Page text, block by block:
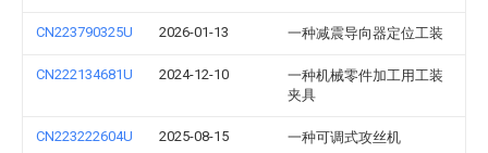
CN223790325U 2026-01-13 一种减震导向器定位工装
CN222134681U 2024-12-10
一种机械零件加工用工装
夹具
CN223222604U 2025-08-15 一种可调式攻丝机